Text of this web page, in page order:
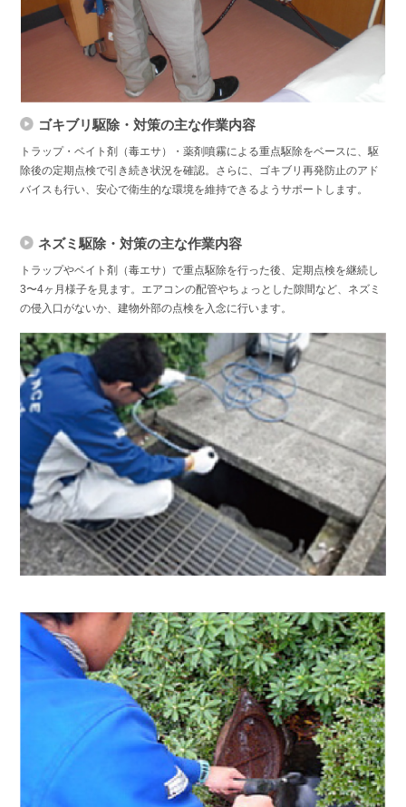
ゴキブリ駆除・対策の主な作業内容
トラップ・ベイト剤（毒エサ）・薬剤噴霧による重点駆除をベースに、駆
除後の定期点検で引き続き状況を確認。さらに、ゴキブリ再発防止のアド
バイスも行い、安心で衛生的な環境を維持できるようサポートします。
ネズミ駆除・対策の主な作業内容
トラップやベイト剤（毒エサ）で重点駆除を行った後、定期点検を継続し
3〜4ヶ月様子を見ます。エアコンの配管やちょっとした隙間など、ネズミ
の侵入口がないか、建物外部の点検を入念に行います。